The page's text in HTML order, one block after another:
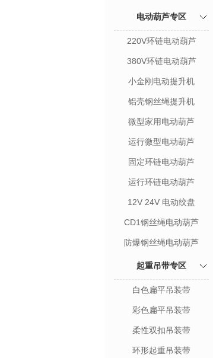
电动葫芦专区
220V环链电动葫芦
380V环链电动葫芦
小金刚电动提升机
铝壳钢丝绳提升机
微型家用电动葫芦
运行微型电动葫芦
固定环链电动葫芦
运行环链电动葫芦
12V 24V 电动绞盘
CD1钢丝绳电动葫芦
防爆钢丝绳电动葫芦
起重吊带专区
白色扁平吊装带
彩色扁平吊装带
柔性双扣吊装带
环形起重吊装带